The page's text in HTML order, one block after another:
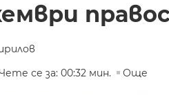
се за: 00:32 мин. Още